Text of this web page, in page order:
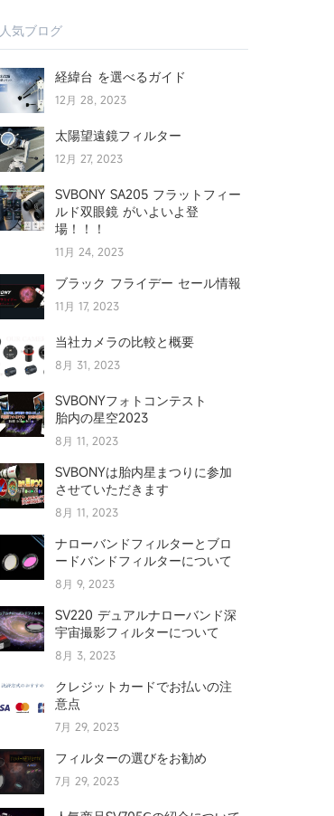
人気ブログ
経緯台 を選べるガイド
12月 28, 2023
太陽望遠鏡フィルター
12月 27, 2023
SVBONY SA205 フラットフィー
ルド双眼鏡 がいよいよ登
場！！！
11月 24, 2023
ブラック フライデー セール情報
11月 17, 2023
当社カメラの比較と概要
8月 31, 2023
SVBONYフォトコンテスト
胎内の星空2023
8月 11, 2023
SVBONYは胎内星まつりに参加
させていただきます
8月 11, 2023
ナローバンドフィルターとブロ
ードバンドフィルターについて
8月 9, 2023
SV220 デュアルナローバンド深
宇宙撮影フィルターについて
8月 3, 2023
クレジットカードでお払いの注
意点
7月 29, 2023
フィルターの選びをお勧め
7月 29, 2023